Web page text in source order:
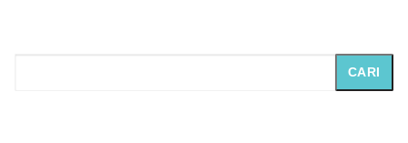
CARI